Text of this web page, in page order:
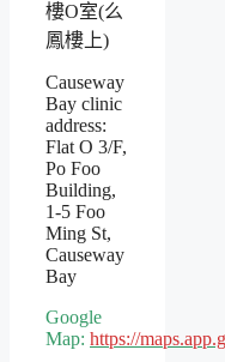
樓O室(么
鳳樓上)
Causeway
Bay clinic
address:
Flat O 3/F,
Po Foo
Building,
1-5 Foo
Ming St,
Causeway
Bay
Google
Map: https://